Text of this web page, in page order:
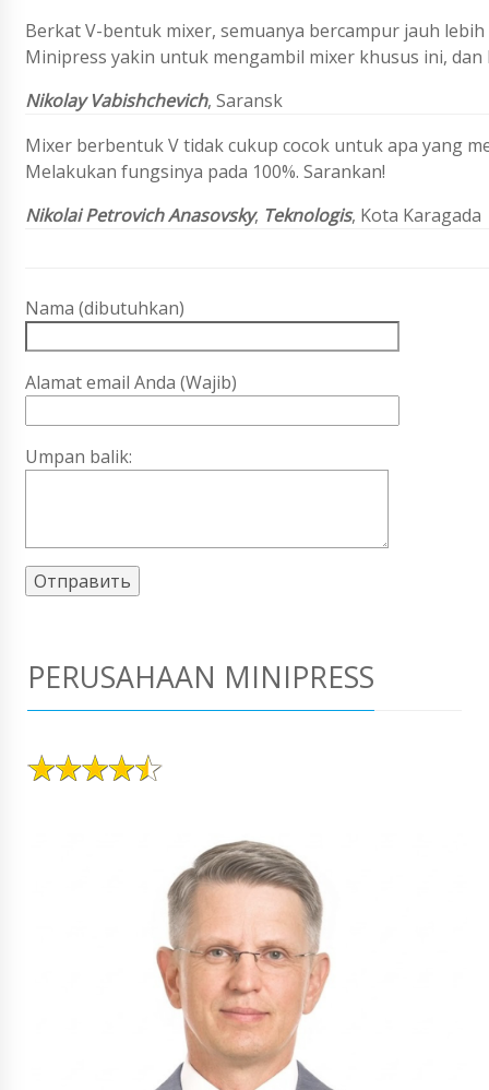
Berkat V-bentuk mixer, semuanya bercampur jauh
Minipress yakin untuk mengambil mixer khusus ini,
Nikolay Vabishchevich, Saransk
Mixer berbentuk V tidak cukup cocok untuk apa yang
Melakukan fungsinya pada 100%. Sarankan!
Nikolai Petrovich Anasovsky, Teknologis, Kota Karagada
Nama (dibutuhkan)
Alamat email Anda (Wajib)
Umpan balik:
PERUSAHAAN MINIPRESS